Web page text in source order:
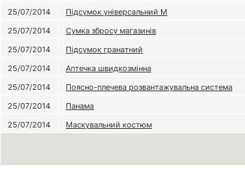
25/07/2014
Підсумок універсальний М
25/07/2014
Сумка збросу магазинів
25/07/2014
Підсумок гранатний
25/07/2014
Аптечка швидкозмінна
25/07/2014
Поясно-плечева розвантажувальна система
25/07/2014
Панама
25/07/2014
Маскувальний костюм